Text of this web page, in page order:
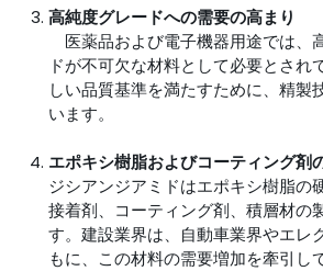
高純度グレードへの需要の高まり
医薬品および電子機器用途では、
ドが不可欠な材料として必要とされ
しい品質基準を満たすために、精製
います。
エポキシ樹脂およびコーティング剤
ジシアンジアミドはエポキシ樹脂の
接着剤、コーティング剤、積層材の
す。建設業界は、自動車業界やエレ
もに、この材料の需要増加を牽引し